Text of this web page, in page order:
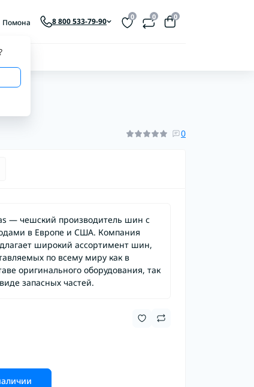
Помона 8 800 533-79-90 0 0 0
0
— чешский производитель шин с
в Европе и США. Компания
широкий ассортимент шин,
по всему миру как в
оригинального оборудования, так
запасных частей.